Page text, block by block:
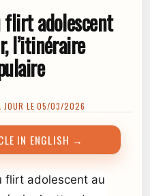
flirt adolescent
l’itinéraire
LE 05/03/2026
IN ENGLISH →